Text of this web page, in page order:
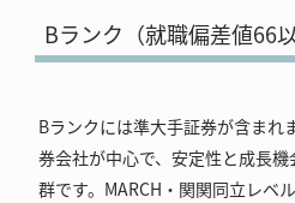
Bランク（就職偏差値66
Bランクには準大手証券が含まれ
券会社が中心で、安定性と成長
群です。MARCH・関関同立レベ